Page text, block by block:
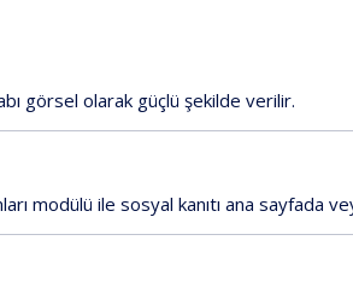
görsel olarak güçlü şekilde verilir.
modülü ile sosyal kanıtı ana sayfada